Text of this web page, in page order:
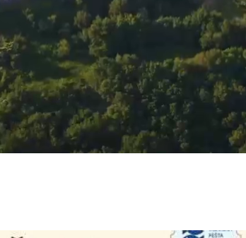
Proračun Obrasci i